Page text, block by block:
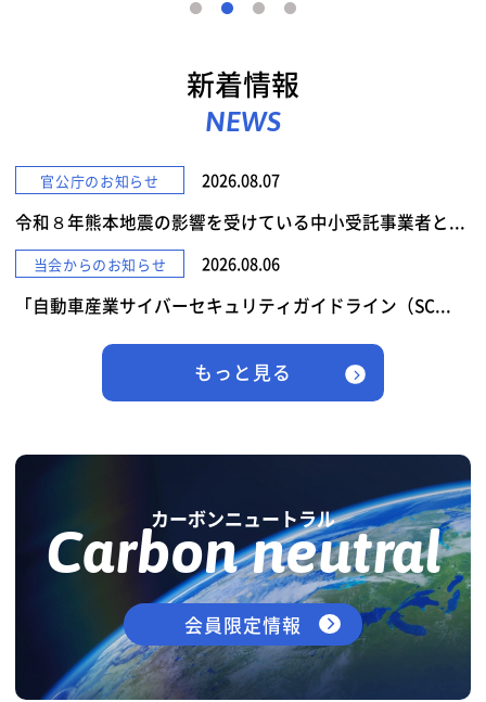
新着情報
NEWS
官公庁のお知らせ 2026.08.07
令和８年熊本地震の影響を受けている中小受託事業者と...
当会からのお知らせ 2026.08.06
「自動車産業サイバーセキュリティガイドライン（SC...
もっと見る
カーボンニュートラル
Carbon neutral
会員限定情報